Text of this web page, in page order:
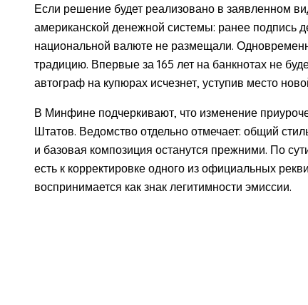
Если решение будет реализовано в заявленном
американской денежной системы: ранее подпись
национальной валюте не размещали.
традицию. Впервые за 165 лет на банкнотах не
автограф на купюрах исчезнет, уступив место
В Минфине подчеркивают, что изменение
Штатов. Ведомство отдельно отмечает: общий
и базовая композиция останутся прежними. По
есть к корректировке одного из официальных
воспринимается как знак легитимности эмиссии.